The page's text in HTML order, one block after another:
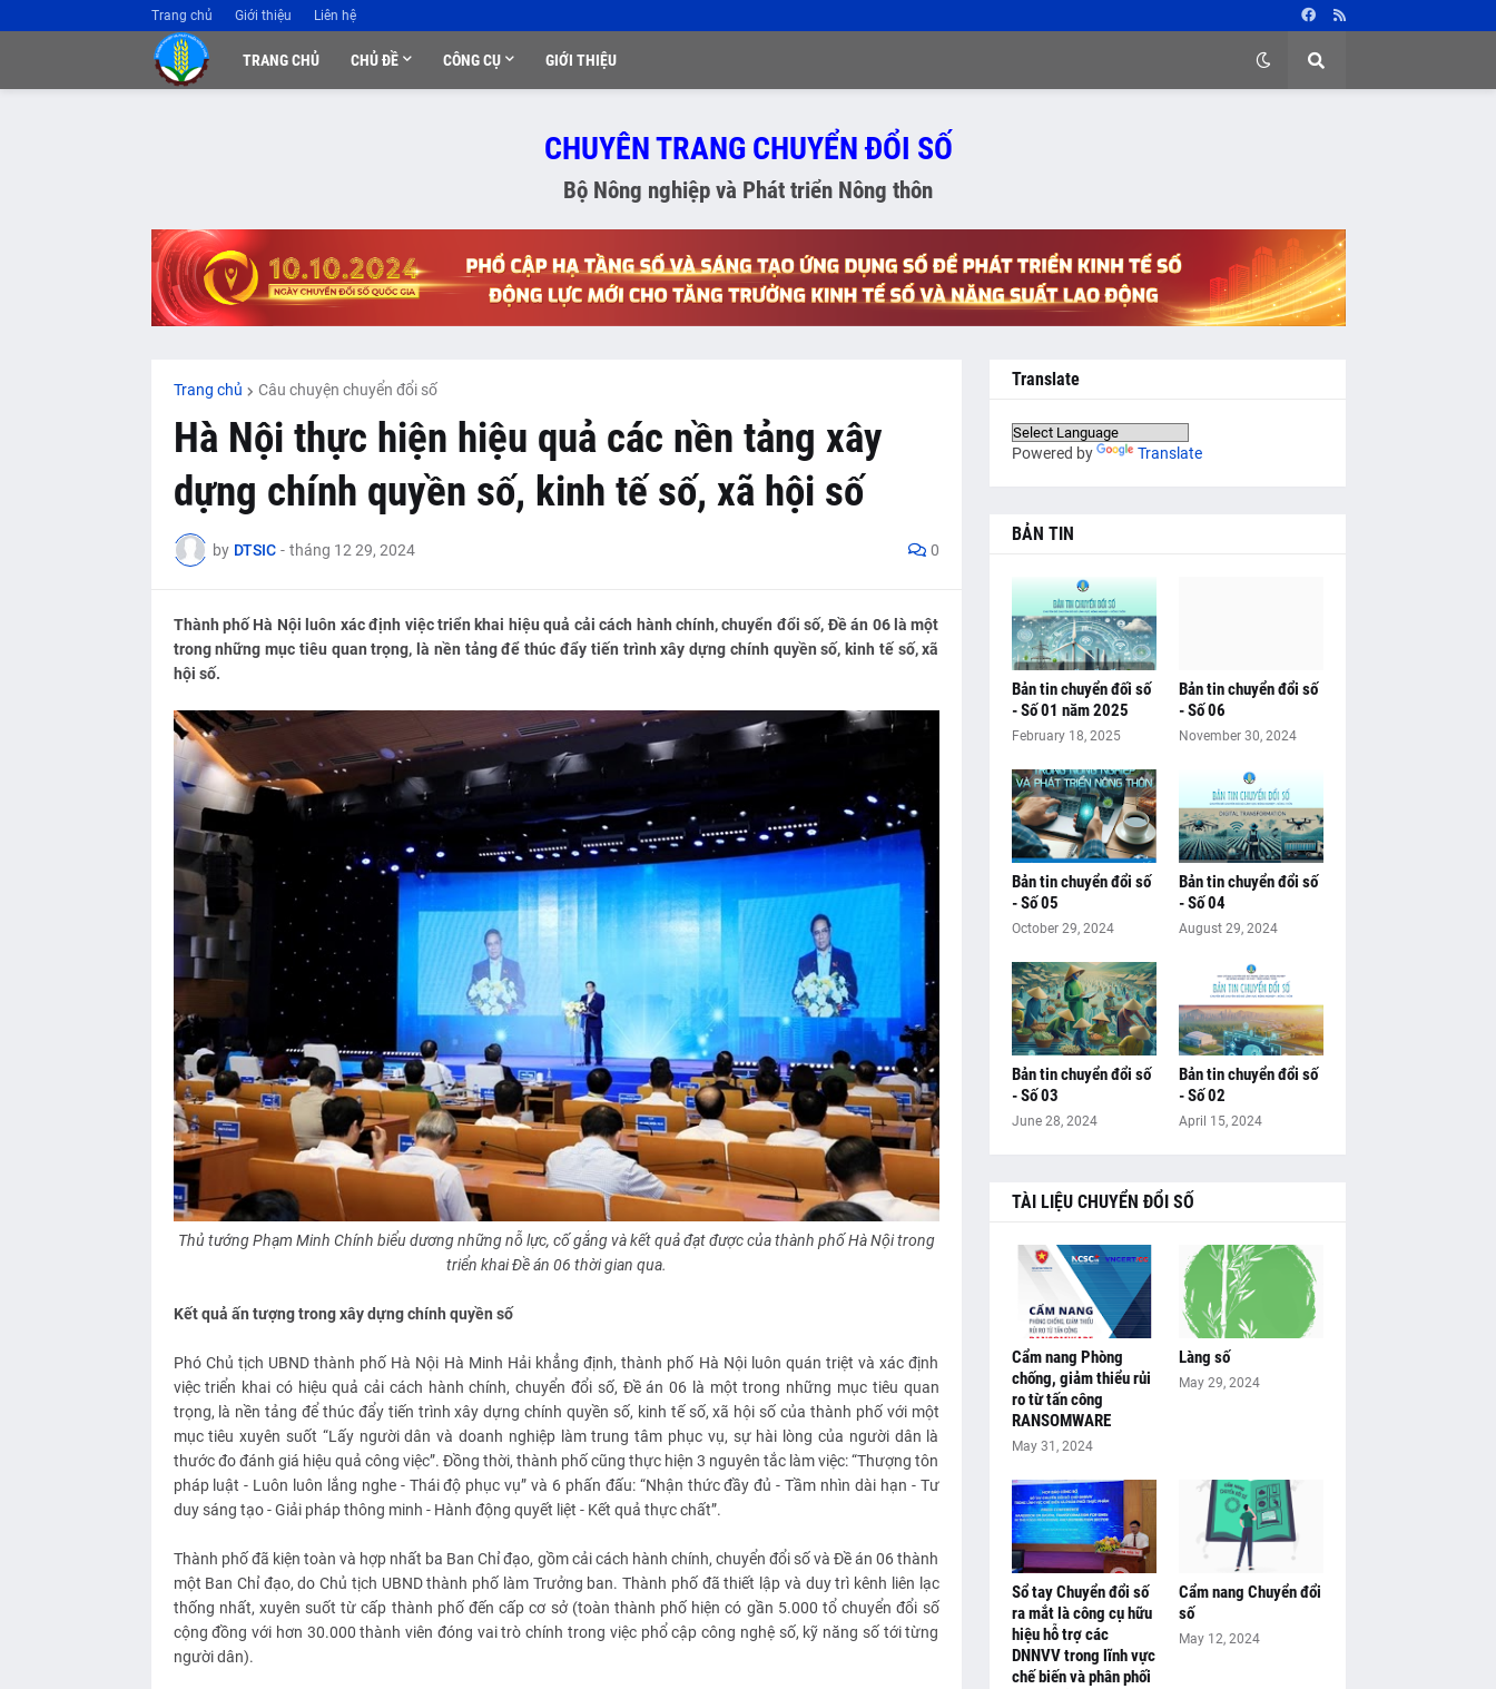
Trang chủ Giới thiệu Liên hệ
TRANG CHỦ CHỦ ĐỀ CÔNG CỤ GIỚI THIỆU
CHUYÊN TRANG CHUYỂN ĐỔI SỐ
Bộ Nông nghiệp và Phát triển Nông thôn
Trang chủ Câu chuyện chuyển đổi số
Hà Nội thực hiện hiệu quả các nền tảng xây
dựng chính quyền số, kinh tế số, xã hội số
by DTSIC - tháng 12 29, 2024 0
Thành phố Hà Nội luôn xác định việc triển khai hiệu quả cải cách hành chính, chuyển đổi số, Đề án 06 là một
trong những mục tiêu quan trọng, là nền tảng để thúc đẩy tiến trình xây dựng chính quyền số, kinh tế số, xã
hội số.
Thủ tướng Phạm Minh Chính biểu dương những nỗ lực, cố gắng và kết quả đạt được của thành phố Hà Nội trong
triển khai Đề án 06 thời gian qua.
Kết quả ấn tượng trong xây dựng chính quyền số
Phó Chủ tịch UBND thành phố Hà Nội Hà Minh Hải khẳng định, thành phố Hà Nội luôn quán triệt và xác định
việc triển khai có hiệu quả cải cách hành chính, chuyển đổi số, Đề án 06 là một trong những mục tiêu quan
trọng, là nền tảng để thúc đẩy tiến trình xây dựng chính quyền số, kinh tế số, xã hội số của thành phố với một
mục tiêu xuyên suốt “Lấy người dân và doanh nghiệp làm trung tâm phục vụ, sự hài lòng của người dân là
thước đo đánh giá hiệu quả công việc”. Đồng thời, thành phố cũng thực hiện 3 nguyên tắc làm việc: “Thượng tôn
pháp luật - Luôn luôn lắng nghe - Thái độ phục vụ” và 6 phấn đấu: “Nhận thức đầy đủ - Tầm nhìn dài hạn - Tư
duy sáng tạo - Giải pháp thông minh - Hành động quyết liệt - Kết quả thực chất”.
Thành phố đã kiện toàn và hợp nhất ba Ban Chỉ đạo, gồm cải cách hành chính, chuyển đổi số và Đề án 06 thành
một Ban Chỉ đạo, do Chủ tịch UBND thành phố làm Trưởng ban. Thành phố đã thiết lập và duy trì kênh liên lạc
thống nhất, xuyên suốt từ cấp thành phố đến cấp cơ sở (toàn thành phố hiện có gần 5.000 tổ chuyển đổi số
cộng đồng với hơn 30.000 thành viên đóng vai trò chính trong việc phổ cập công nghệ số, kỹ năng số tới từng
người dân).
Translate
Powered by Translate
BẢN TIN
Bản tin chuyển đối số
- Số 01 năm 2025
February 18, 2025
Bản tin chuyển đổi số
- Số 06
November 30, 2024
Bản tin chuyển đổi số
- Số 05
October 29, 2024
Bản tin chuyển đổi số
- Số 04
August 29, 2024
Bản tin chuyển đổi số
- Số 03
June 28, 2024
Bản tin chuyển đổi số
- Số 02
April 15, 2024
TÀI LIỆU CHUYỂN ĐỔI SỐ
Cẩm nang Phòng
chống, giảm thiểu rủi
ro từ tấn công
RANSOMWARE
May 31, 2024
Làng số
May 29, 2024
Sổ tay Chuyển đổi số
ra mắt là công cụ hữu
hiệu hỗ trợ các
DNNVV trong lĩnh vực
chế biến và phân phối
Cẩm nang Chuyển đổi
số
May 12, 2024